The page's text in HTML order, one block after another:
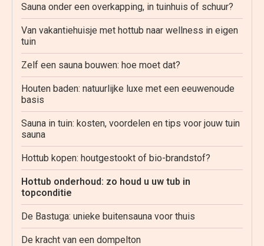
Sauna onder een overkapping, in tuinhuis of schuur?
Van vakantiehuisje met hottub naar wellness in eigen
tuin
Zelf een sauna bouwen: hoe moet dat?
Houten baden: natuurlijke luxe met een eeuwenoude
basis
Sauna in tuin: kosten, voordelen en tips voor jouw tuin
sauna
Hottub kopen: houtgestookt of bio-brandstof?
Hottub onderhoud: zo houd u uw tub in
topconditie
De Bastuga: unieke buitensauna voor thuis
De kracht van een dompelton